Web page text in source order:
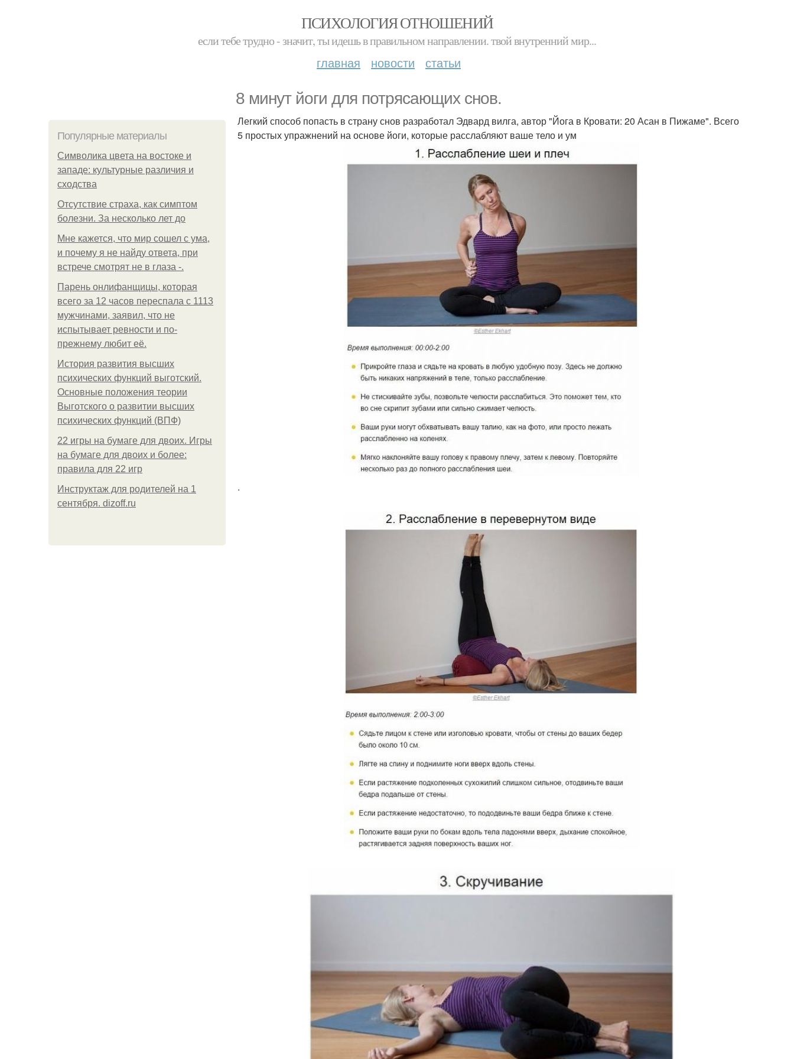
ПСИХОЛОГИЯ ОТНОШЕНИЙ
если тебе трудно - значит, ты идешь в правильном направлении. твой внутренний мир...
главная новости статьи
8 минут йоги для потрясающих снов.
Популярные материалы
Символика цвета на востоке и
западе: культурные различия и
сходства
Отсутствие страха, как симптом
болезни. За несколько лет до
Мне кажется, что мир сошел с ума,
и почему я не найду ответа, при
встрече смотрят не в глаза -.
Парень онлифанщицы, которая
всего за 12 часов переспала с 1113
мужчинами, заявил, что не
испытывает ревности и по-
прежнему любит её.
История развития высших
психических функций выготский.
Основные положения теории
Выготского о развитии высших
психических функций (ВПФ)
22 игры на бумаге для двоих. Игры
на бумаге для двоих и более:
правила для 22 игр
Инструктаж для родителей на 1
сентября. dizoff.ru
Легкий способ попасть в страну снов разработал Эдвард вилга, автор "Йога в Кровати: 20 Асан в Пижаме". Всего
5 простых упражнений на основе йоги, которые расслабляют ваше тело и ум
.